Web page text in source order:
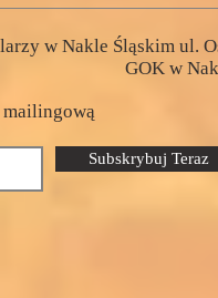
w Nakle Śląskim ul.
GOK w
mailingową
Subskrybuj Teraz